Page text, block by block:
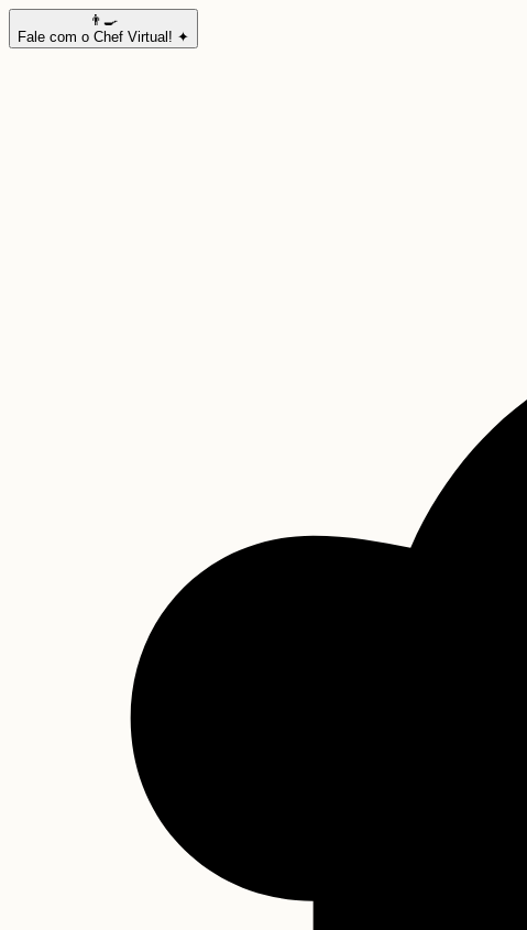
👨‍🍳
Fale com o Chef Virtual! ✦